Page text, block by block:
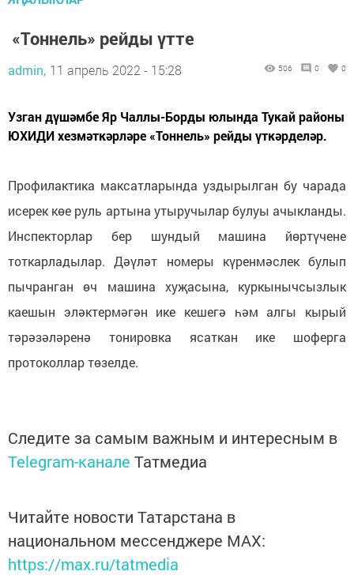
«Тоннель» рейды үтте
admin, 11 апрель 2022 - 15:28 506 0 0
Узган дүшәмбе Яр Чаллы-Борды юлында Тукай районы
ЮХИДИ хезмәткәрләре «Тоннель» рейды үткәрделәр.
Профилактика максатларында уздырылган бу чарада
исерек көе руль артына утыручылар булуы ачыкланды.
Инспекторлар бер шундый машина йөртүчене
тоткарладылар. Дәүләт номеры күренмәслек булып
пычранган өч машина хуҗасына, куркынычсызлык
каешын эләктермәгән ике кешегә һәм алгы кырый
тәрәзәләренә тонировка ясаткан ике шоферга
протоколлар төзелде.
Следите за самым важным и интересным в
Telegram-канале Татмедиа
Читайте новости Татарстана в
национальном мессенджере MАХ:
https://max.ru/tatmedia